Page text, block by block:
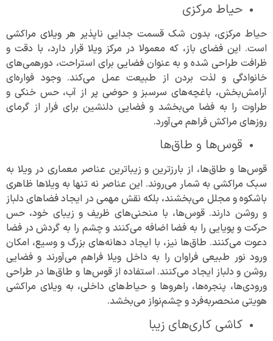
حیاط مرکزی
حیاط مرکزی، بدون شک قسمت جدایی ناپذیر هر ویلای مراکشی
است. این فضای باز، که معمولا در مرکز ویلا قرار دارد، با دقت و
ظرافت طراحی شده و به عنوان فضایی برای استراحت، دورهمی‌های
خانوادگی و لذت بردن از طبیعت عمل می‌کند. وجود فواره‌ای
آرامش‌بخش، باغچه‌های سرسبز و حوضی پر از آب، حس خنکی و
طراوت را به فضا می‌بخشد و فضایی دلنشین برای فرار از گرمای
روزهای مراکش فراهم می‌آورد.
قوس‌ها و طاق‌ها
قوس‌ها و طاق‌ها، از بارزترین و زیباترین عناصر معماری در ویلا به
سبک مراکشی به شمار می‌روند. این عناصر نه تنها به ویلاها ظاهری
باشکوه و مجلل می‌بخشند، بلکه نقش مهمی در ایجاد فضاهای دلباز
و روشن دارند. قوس‌ها، با منحنی‌های ظریف و زیبای خود، حس
حرکت و پویایی را به فضا اضافه می‌کنند و چشم را به گردش در فضا
دعوت می‌کنند. طاق‌ها نیز، با ایجاد دهانه‌های بزرگ و وسیع، امکان
ورود نور طبیعی فراوان را به داخل ویلا فراهم می‌آورند و فضایی
روشن و دلباز ایجاد می‌کنند. استفاده از قوس‌ها و طاق‌ها در طراحی
ورودی‌ها، پنجره‌ها، راهروها و حیاط‌های داخلی، به ویلای مراکشی
هویتی منحصربه‌فرد و چشم‌نواز می‌بخشد.
کاشی‌ کاری‌های زیبا